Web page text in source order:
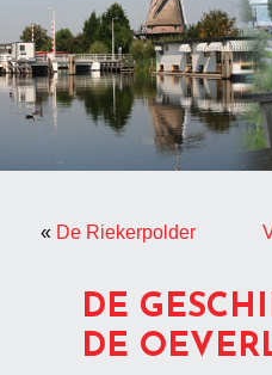
« De Riekerpolder
DE
DE